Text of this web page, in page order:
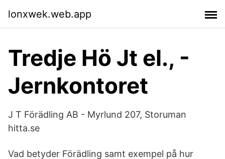
lonxwek.web.app
Tredje Hö Jt el., -
Jernkontoret
J T Förädling AB - Myrlund 207, Storuman
hitta.se
Vad betyder Förädling samt exempel på hur